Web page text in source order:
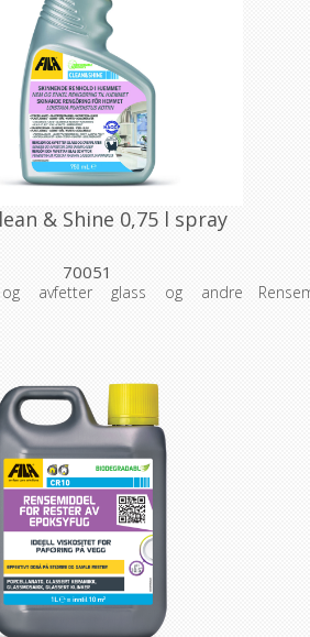
& Shine 0,75 l spray
70051
og avfetter glass og andre